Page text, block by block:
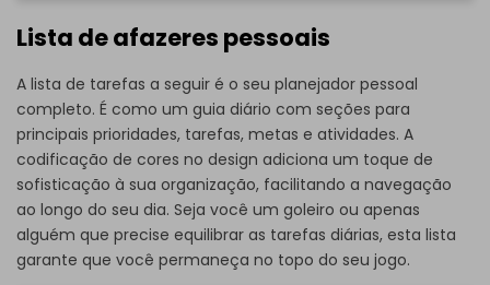
Lista de afazeres pessoais
A lista de tarefas a seguir é o seu planejador pessoal
completo. É como um guia diário com seções para
principais prioridades, tarefas, metas e atividades. A
codificação de cores no design adiciona um toque de
sofisticação à sua organização, facilitando a navegação
ao longo do seu dia. Seja você um goleiro ou apenas
alguém que precise equilibrar as tarefas diárias, esta lista
garante que você permaneça no topo do seu jogo.